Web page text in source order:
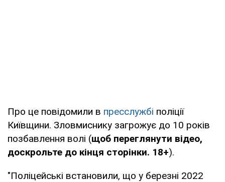
Про це повідомили в пресслужбі поліції
Київщини. Зловмиснику загрожує до 10 років
позбавлення волі (щоб переглянути відео,
доскрольте до кінця сторінки. 18+).
"Поліцейські встановили, що у березні 2022